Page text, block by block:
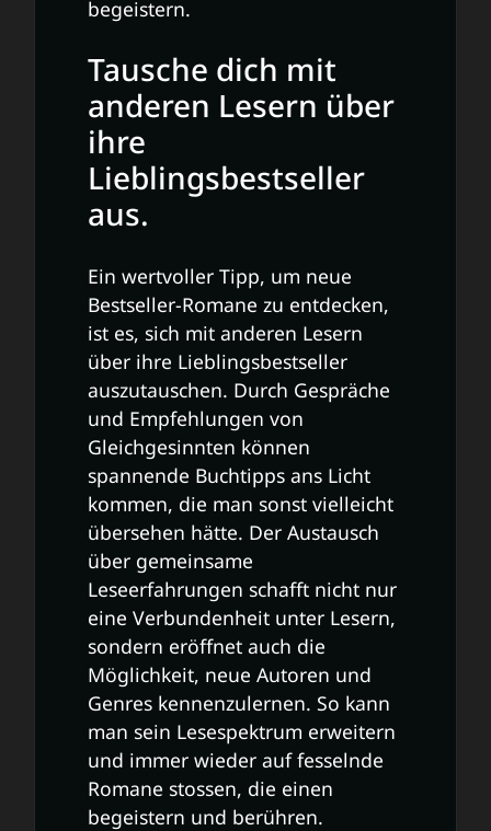
begeistern.
Tausche dich mit
anderen Lesern über
ihre
Lieblingsbestseller
aus.
Ein wertvoller Tipp, um neue
Bestseller-Romane zu entdecken,
ist es, sich mit anderen Lesern
über ihre Lieblingsbestseller
auszutauschen. Durch Gespräche
und Empfehlungen von
Gleichgesinnten können
spannende Buchtipps ans Licht
kommen, die man sonst vielleicht
übersehen hätte. Der Austausch
über gemeinsame
Leseerfahrungen schafft nicht nur
eine Verbundenheit unter Lesern,
sondern eröffnet auch die
Möglichkeit, neue Autoren und
Genres kennenzulernen. So kann
man sein Lesespektrum erweitern
und immer wieder auf fesselnde
Romane stossen, die einen
begeistern und berühren.